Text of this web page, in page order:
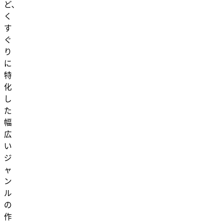
ど、
く
す
ぐ
り
に
特
化
し
た
幅
広
い
ジ
ャ
ン
ル
の
作